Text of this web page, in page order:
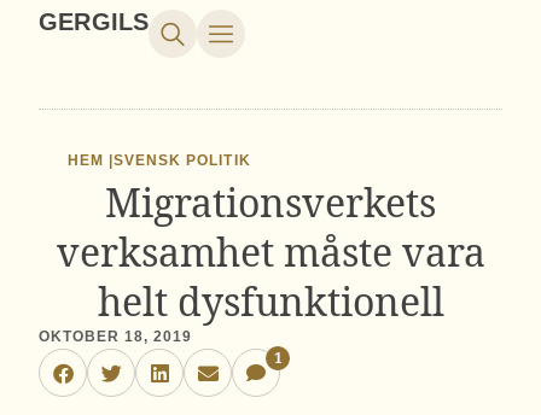
GERGILS
HEM |SVENSK POLITIK
Migrationsverkets
verksamhet måste vara
helt dysfunktionell
OKTOBER 18, 2019
1